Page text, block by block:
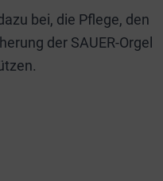
bei, die Pflege, den
der SAUER-Orgel